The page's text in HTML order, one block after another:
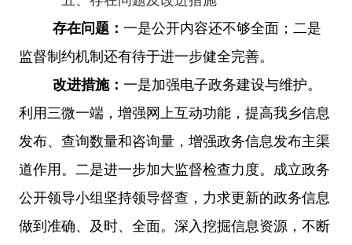
存在问题： 一是公开内容还不够全面；二是
监督制约机制还有待于进一步健全完善。
改进措施： 一是加强电子政务建设与维护。
利用三微一端， 增强网上互动功能，提高我乡信息
发布、查询数量和咨询量， 增强政务信息发布主渠
道作用。二是进一步加大监督检查力度。成立政务
公开领导小组坚持领导督查，力求更新的政务信息
做到准确、及时、 全面。深入挖掘信息资源，不断